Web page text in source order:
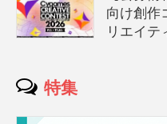
向け創作
リエイテ
特集